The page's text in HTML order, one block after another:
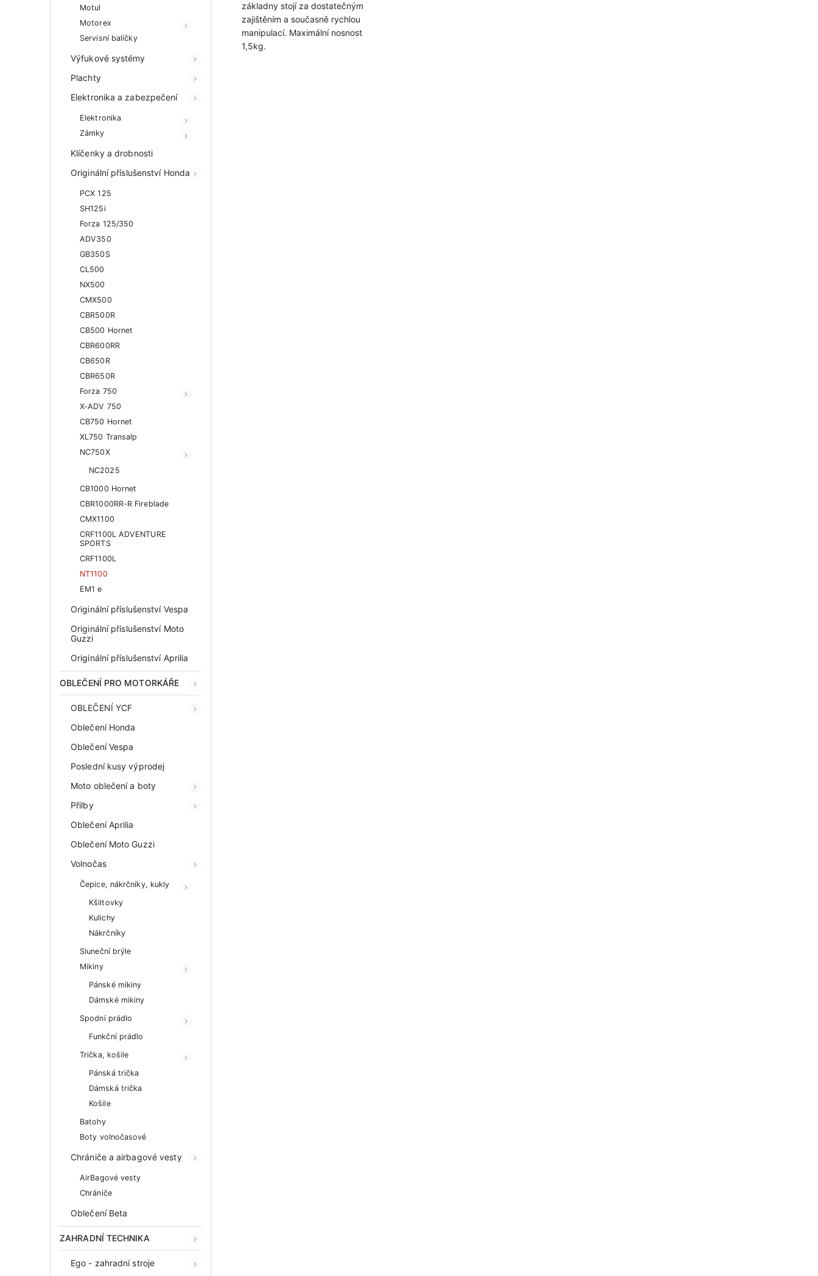
Motul
Motorex
Servisní balíčky
Výfukové systémy
Plachty
Elektronika a zabezpečení
Elektronika
Zámky
Klíčenky a drobnosti
Originální příslušenství Honda
PCX 125
SH125i
Forza 125/350
ADV350
GB350S
CL500
NX500
CMX500
CBR500R
CB500 Hornet
CBR600RR
CB650R
CBR650R
Forza 750
X-ADV 750
CB750 Hornet
XL750 Transalp
NC750X
NC2025
CB1000 Hornet
CBR1000RR-R Fireblade
CMX1100
CRF1100L ADVENTURE
SPORTS
CRF1100L
NT1100
EM1 e
Originální příslušenství Vespa
Originální příslušenství Moto
Guzzi
Originální příslušenství Aprilia
OBLEČENÍ PRO MOTORKÁŘE
OBLEČENÍ YCF
Oblečení Honda
Oblečení Vespa
Poslední kusy výprodej
Moto oblečení a boty
Přilby
Oblečení Aprilia
Oblečení Moto Guzzi
Volnočas
Čepice, nákrčníky, kukly
Kšiltovky
Kulichy
Nákrčníky
Sluneční brýle
Mikiny
Pánské mikiny
Dámské mikiny
Spodní prádlo
Funkční prádlo
Trička, košile
Pánská trička
Dámská trička
Košile
Batohy
Boty volnočasové
Chrániče a airbagové vesty
AirBagové vesty
Chrániče
Oblečení Beta
ZAHRADNÍ TECHNIKA
Ego - zahradní stroje
základny stojí za dostatečným
zajištěním a současně rychlou
manipulací. Maximální nosnost
1,5kg.